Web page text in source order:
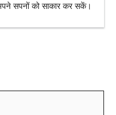
सपनों को साकार कर सकें।